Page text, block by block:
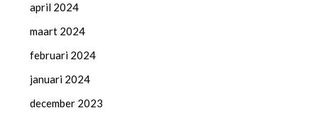
april 2024
maart 2024
februari 2024
januari 2024
december 2023